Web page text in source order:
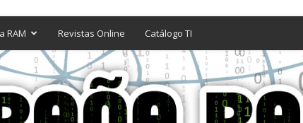
RAM Revistas Online Catálogo TI